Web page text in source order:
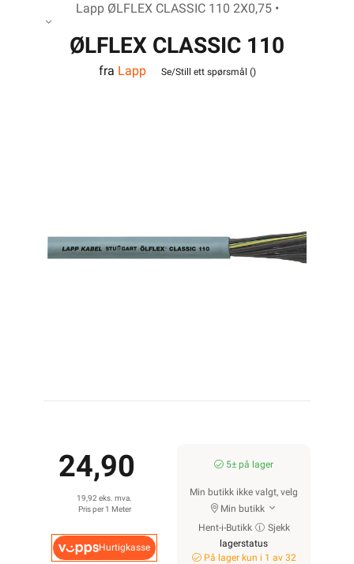
Lapp ØLFLEX CLASSIC 110 2X0,75 •
ØLFLEX CLASSIC 110
2X0,75
fra Lapp Se/Still ett spørsmål ()
24,90
19,92 eks. mva.
Pris per 1 Meter
Hurtigkasse
5± på lager
Min butikk ikke valgt, velg
Min butikk
Hent-i-Butikk
Sjekk
lagerstatus
På lager kun i 1 av 32